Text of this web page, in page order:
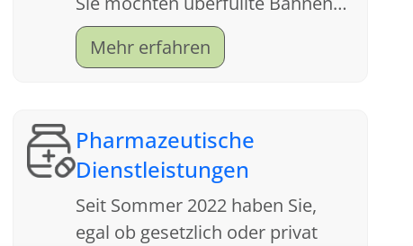
meiden und sich die
nervenzehrende Parkplatzsuche
Mehr erfahren
Pharmazeutische
Dienstleistungen
Seit Sommer 2022 haben Sie,
egal ob gesetzlich oder privat